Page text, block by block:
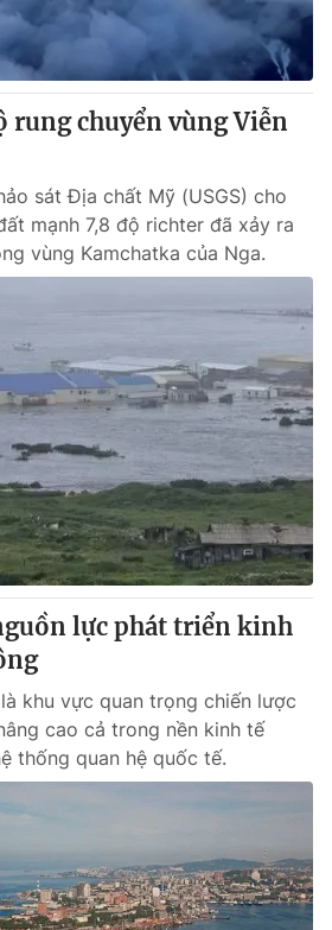
lai
Infographic
VTV Thể thao
rung chuyển vùng Viễn
sát Địa chất Mỹ (USGS) cho
mạnh 7,8 độ richter đã xảy ra
vùng Kamchatka của Nga.
lực phát triển kinh
khu vực quan trọng chiến lược
cao cả trong nền kinh tế
thống quan hệ quốc tế.